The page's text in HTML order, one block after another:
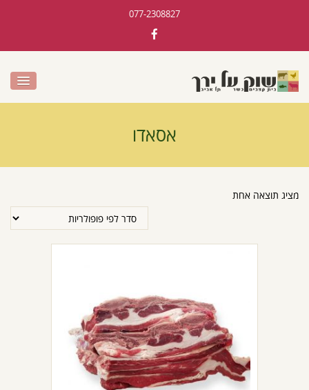
077-2308827
אסאדו
מציג תוצאה אחת